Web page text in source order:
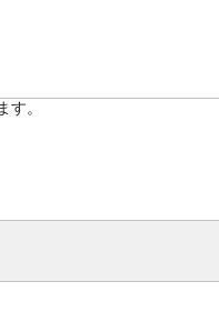
。